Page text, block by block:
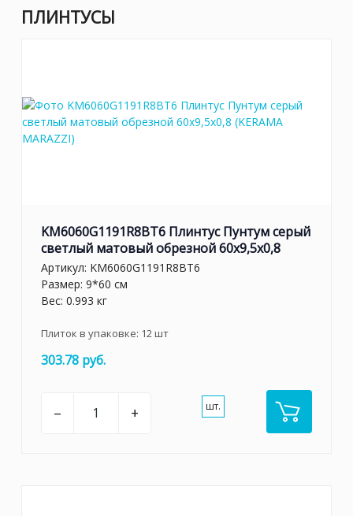
ПЛИНТУСЫ
KM6060G1191R8BT6 Плинтус Пунтум серый
светлый матовый обрезной 60x9,5x0,8
Артикул: KM6060G1191R8BT6
Размер: 9*60 см
Вес: 0.993 кг
Плиток в упаковке: 12шт
303.78 руб.
– + шт.